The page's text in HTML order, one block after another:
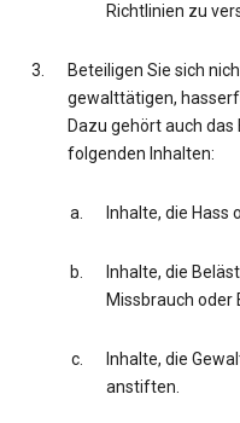
Richtlinien zu
Beteiligen Sie sich
gewalttätigen,
Dazu gehört auch
folgenden Inhalten:
Inhalte, die Hass
Inhalte, die
Missbrauch oder
Inhalte, die
anstiften.